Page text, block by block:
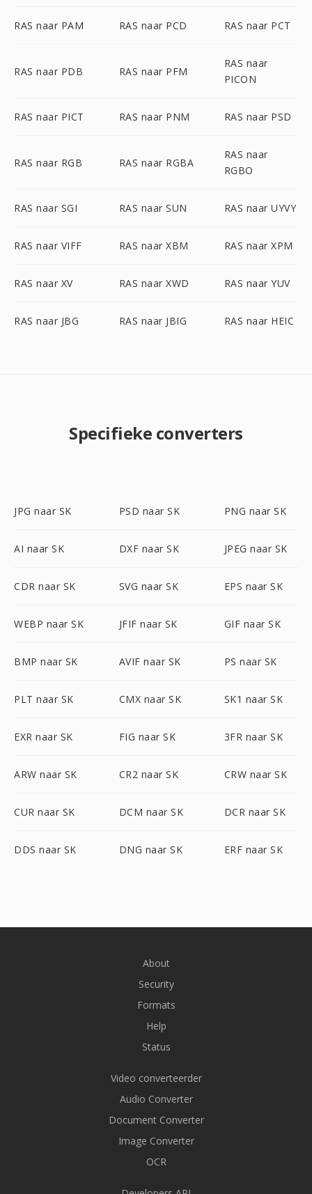
RAS naar PAM RAS naar PCD RAS naar PCT
RAS naar PDB RAS naar PFM
RAS naar
PICON
RAS naar PICT RAS naar PNM RAS naar PSD
RAS naar RGB RAS naar RGBA
RAS naar
RGBO
RAS naar SGI RAS naar SUN RAS naar UYVY
RAS naar VIFF RAS naar XBM RAS naar XPM
RAS naar XV RAS naar XWD RAS naar YUV
RAS naar JBG RAS naar JBIG RAS naar HEIC
Specifieke converters
JPG naar SK PSD naar SK PNG naar SK
AI naar SK DXF naar SK JPEG naar SK
CDR naar SK SVG naar SK EPS naar SK
WEBP naar SK JFIF naar SK GIF naar SK
BMP naar SK AVIF naar SK PS naar SK
PLT naar SK CMX naar SK SK1 naar SK
EXR naar SK FIG naar SK 3FR naar SK
ARW naar SK CR2 naar SK CRW naar SK
CUR naar SK DCM naar SK DCR naar SK
DDS naar SK DNG naar SK ERF naar SK
About
Security
Formats
Help
Status
Video converteerder
Audio Converter
Document Converter
Image Converter
OCR